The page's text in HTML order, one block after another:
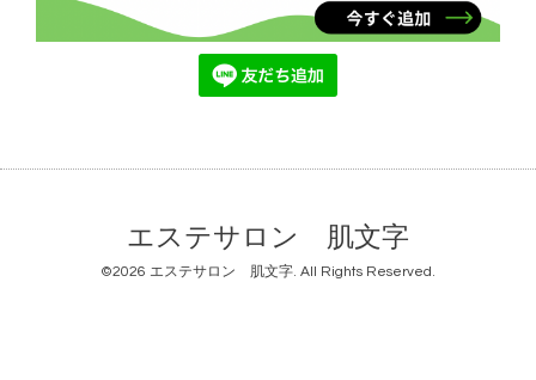
エステサロン 肌文字
©2026 エステサロン 肌文字. All Rights Reserved.